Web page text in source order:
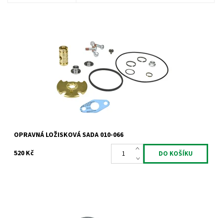
Skladem
741
Jrone
2 roky
OPRAVNÁ LOŽISKOVÁ SADA 010-066
520 Kč